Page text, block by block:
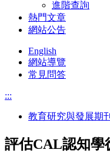
進階查詢
熱門文章
網站公告
English
網站導覽
常見問答
:::
教育研究與發展期刊
評估CAL認知學